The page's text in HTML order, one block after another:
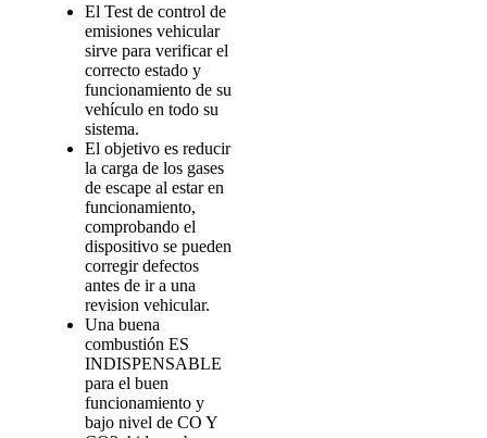
El Test de control de
emisiones vehicular
sirve para verificar el
correcto estado y
funcionamiento de su
vehículo en todo su
sistema.
El objetivo es reducir
la carga de los gases
de escape al estar en
funcionamiento,
comprobando el
dispositivo se pueden
corregir defectos
antes de ir a una
revision vehicular.
Una buena
combustión ES
INDISPENSABLE
para el buen
funcionamiento y
bajo nivel de CO Y